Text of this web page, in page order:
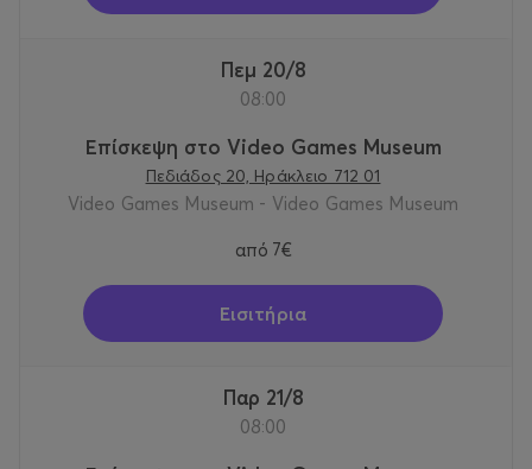
Πεμ 20/8
08:00
Επίσκεψη στο Video Games Museum
Πεδιάδος 20, Ηράκλειο 712 01
Video Games Museum - Video Games Museum
από 7€
Εισιτήρια
Παρ 21/8
08:00